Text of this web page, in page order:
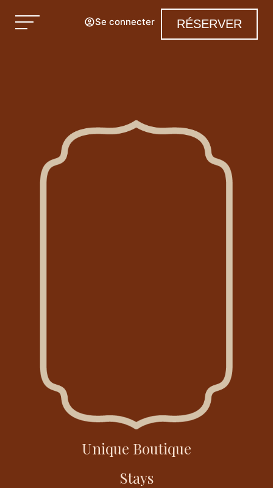
Se connecter RÉSERVER
Unique Boutique
Stays